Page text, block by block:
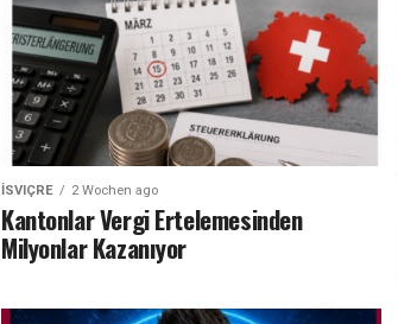
İSVIÇRE 2 Wochen ago
Kantonlar Vergi Ertelemesinden
Milyonlar Kazanıyor